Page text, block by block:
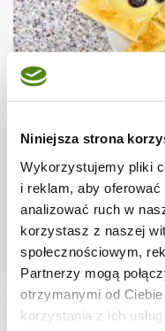
Niniejsza strona
Wykorzystujemy pliki
i reklam, aby oferować
analizować ruch w
korzystasz z naszej
społecznościowym,
Partnerzy mogą
otrzymanymi od
korzystania z ich usług.
CIASTECZKA
Ciastka
30 min.